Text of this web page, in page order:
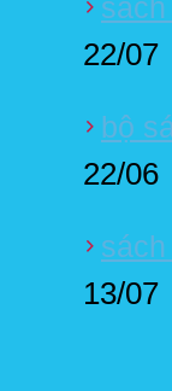
22/07
bộ
22/06
13/07